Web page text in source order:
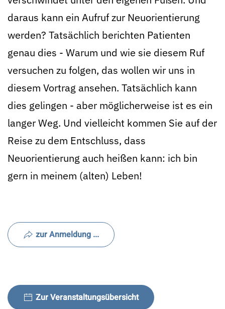
daraus kann ein Aufruf zur Neuorientierung
werden? Tatsächlich berichten Patienten
genau dies - Warum und wie sie diesem Ruf
versuchen zu folgen, das wollen wir uns in
diesem Vortrag ansehen. Tatsächlich kann
dies gelingen - aber möglicherweise ist es ein
langer Weg. Und vielleicht kommen Sie auf der
Reise zu dem Entschluss, dass
Neuorientierung auch heißen kann: ich bin
gern in meinem (alten) Leben!
zur Anmeldung ...
Zur Veranstaltungsübersicht